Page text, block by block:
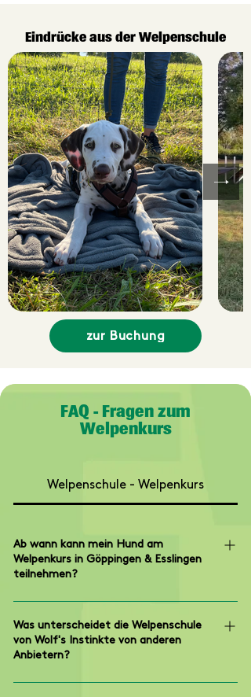
Eindrücke aus der Welpenschule
zur Buchung
FAQ - Fragen zum
Welpenkurs
Welpenschule - Welpenkurs
Ab wann kann mein Hund am
Welpenkurs in Göppingen & Esslingen
teilnehmen?
Welpenschule zwischen der 8. und 20.
Lebenswoche. In dieser sensiblen Phase
entwickelt wichtige soziale Fähigkeiten für
Was unterscheidet die Welpenschule
von Wolf's Instinkte von anderen
Anbietern?